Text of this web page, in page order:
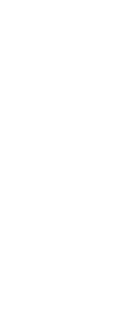
2
Valley 2 har